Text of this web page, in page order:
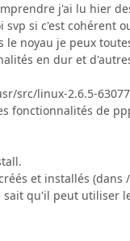
j'ai lu hier
si c'est cohérent
noyau je peux
en dur et
src/linux-2.6.5-
fonctionnalités de
et installés
qu'il peut utiliser